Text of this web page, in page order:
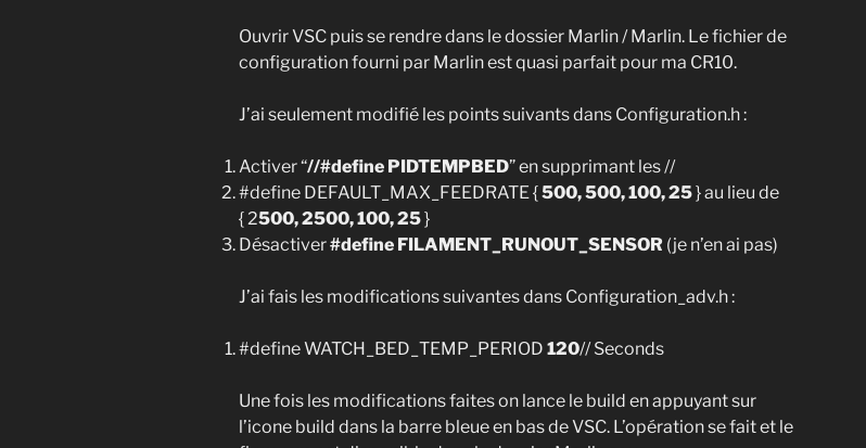
Ouvrir VSC puis se rendre dans le dossier Marlin / Marlin. Le fichier de
configuration fourni par Marlin est quasi parfait pour ma CR10.
J’ai seulement modifié les points suivants dans Configuration.h :
Activer “//#define PIDTEMPBED” en supprimant les //
#define DEFAULT_MAX_FEEDRATE {500, 500, 100, 25} au lieu de
{ 2500, 2500, 100, 25}
Désactiver#define FILAMENT_RUNOUT_SENSOR (je n’en ai pas)
J’ai fais les modifications suivantes dans Configuration_adv.h :
#define WATCH_BED_TEMP_PERIOD 120// Seconds
Une fois les modifications faites on lance le build en appuyant sur
l’icone build dans la barre bleue en bas de VSC. L’opération se fait et le